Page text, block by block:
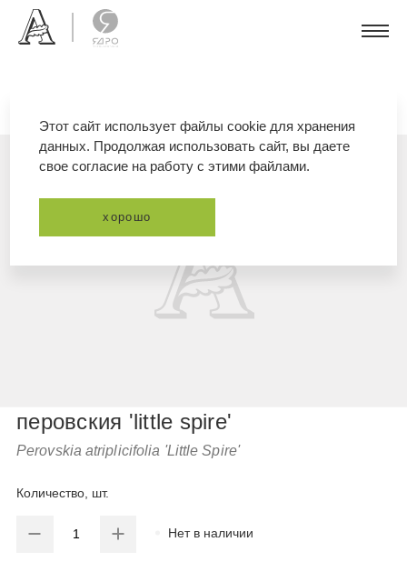
перовския 'little spire'
Perovskia atriplicifolia 'Little Spire'
Количество, шт.
Нет в наличии
Этот сайт использует файлы cookie для хранения
данных. Продолжая использовать сайт, вы даете
свое согласие на работу с этими файлами.
хорошо